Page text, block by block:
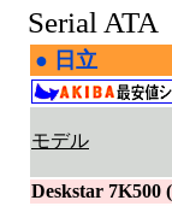
Serial ATA
● 日立
モデル
Deskstar 7K500